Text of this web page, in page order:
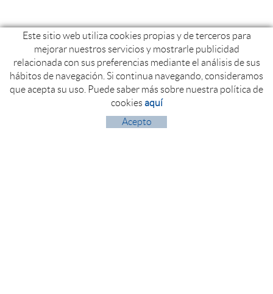
Este sitio web utiliza cookies propias y de terceros para
mejorar nuestros servicios y mostrarle publicidad
relacionada con sus preferencias mediante el análisis de sus
hábitos de navegación. Si continua navegando, consideramos
que acepta su uso. Puede saber más sobre nuestra política de
cookies aquí
Acepto